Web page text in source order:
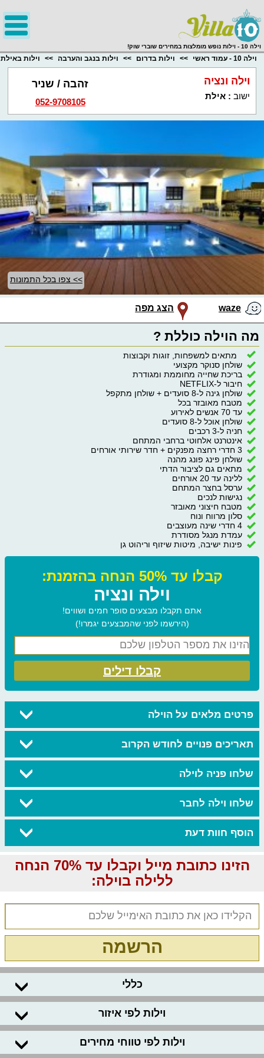
וילה 10 - וילות נופש מומלצות במחירים שוברי שוק!
וילה 10 - עמוד ראשי וילות בדרום וילות בנגב והערבה וילות באילת
וילה ונציה
ישוב :אילת
זהבה / שניר
052-9708105
>> צפו בכל התמונות
waze הצג מפה
מה הוילה כוללת ?
מתאים למשפחות, זוגות וקבוצות
שולחן סנוקר מקצועי
בריכת שחייה מחוממת ומגודרת
חיבור ל-NETFLIX
שולחן גינה ל-8 סועדים + שולחן מתקפל
מטבח מאובזר בכל
עד 70 אנשים לאירוע
שולחן אוכל ל-8 סועדים
חניה ל-3 רכבים
אינטרנט אלחוטי ברחבי המתחם
3 חדרי רחצה מפנקים + חדר שירותי אורחים
שולחן פינג פונג מהנה
מתאים גם לציבור הדתי
ללינה עד 20 אורחים
ערסל בחצר המתחם
נגישות לנכים
מטבח חיצוני מאובזר
סלון מרווח ונוח
4 חדרי שינה מעוצבים
עמדת מנגל מסודרת
פינות ישיבה, מיטות שיזוף וריהוט גן
קבלו עד 50% הנחה בהזמנת:
וילה ונציה
אתם תקבלו מבצעים סופר חמים ושווים!
(הירשמו לפני שהמבצעים יגמרו!)
קבלו דילים
פרטים מלאים על הוילה
תאריכים פנויים לחודש הקרוב
שלחו פניה לוילה
שלחו וילה לחבר
הוסף חוות דעת
הזינו כתובת מייל וקבלו עד 70% הנחה
ללילה בוילה:
הרשמה
כללי
וילות לפי איזור
וילות לפי טווחי מחירים